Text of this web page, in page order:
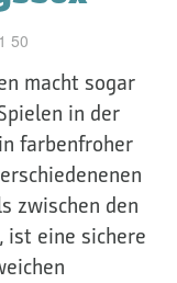
50
macht sogar
in der
farbenfroher
zwischen den
ist eine sichere